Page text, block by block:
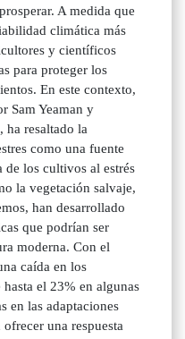
A medida que
climática más
y científicos
para proteger los
En este contexto,
Sam Yeaman y
ha resaltado la
como una fuente
de los cultivos al estrés
la vegetación salvaje,
han desarrollado
que podrían ser
moderna. Con el
caída en los
el 23% en algunas
en las adaptaciones
una respuesta